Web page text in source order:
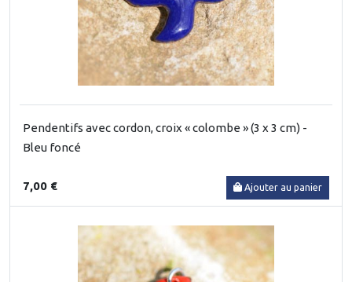
Pendentifs avec cordon, croix « colombe » (3 x 3 cm) -
Bleu foncé
7,00 € Ajouter au panier